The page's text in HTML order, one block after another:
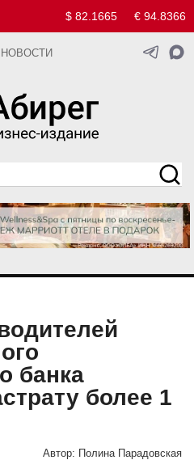
$ 82.1665 € 94.8366
банка
более 1
Автор: Полина Парадовская